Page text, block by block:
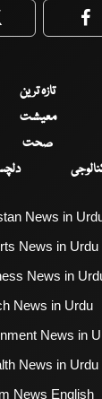
تازہ ترین
معیشت
صحت
News in
News in Urdu
News in
News in Urdu
News in
News in Urdu
News English